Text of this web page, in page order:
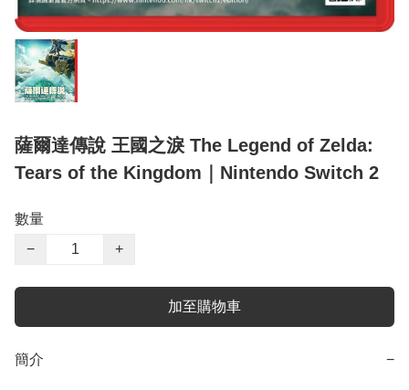
薩爾達傳說 王國之淚 The Legend of Zelda:
Tears of the Kingdom｜Nintendo Switch 2
數量
−
+
加至購物車
簡介 −